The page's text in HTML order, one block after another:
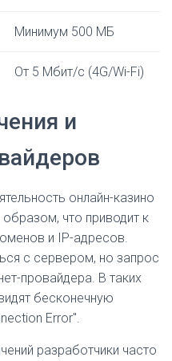
Минимум 500 МБ
От 5 Мбит/с (4G/Wi-Fi)
и
онлайн-казино
что приводит к
и IP-адресов.
с сервером, но запрос
провайдера. В таких
бесконечную
Error".
разработчики часто